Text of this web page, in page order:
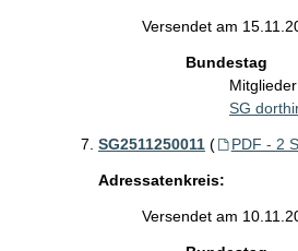
Versendet am
Bundestag
SG
SG2511250011 ( PDF - 2
Adressatenkreis:
Versendet am